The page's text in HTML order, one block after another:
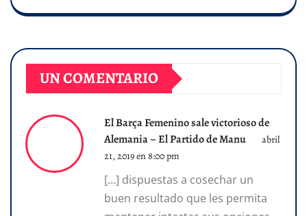
UN COMENTARIO
El Barça Femenino sale victorioso de
Alemania – El Partido de Manu
abril
21, 2019 en 8:00 pm
[…] dispuestas a cosechar un
buen resultado que les permita